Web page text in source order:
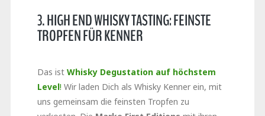
3. HIGH END WHISKY TASTING: FEINSTE
TROPFEN FÜR KENNER
Das ist Whisky Degustation auf höchstem
Level! Wir laden Dich als Whisky Kenner ein, mit
uns gemeinsam die feinsten Tropfen zu